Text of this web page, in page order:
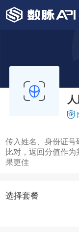
传入姓名、身份证
比对，返回分值作
果更佳
选择套餐